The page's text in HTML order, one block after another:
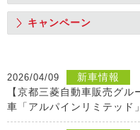
キャンペーン
2026/04/09
新車情報
【京都三菱自動車販売グ
車「アルパインリミテッド